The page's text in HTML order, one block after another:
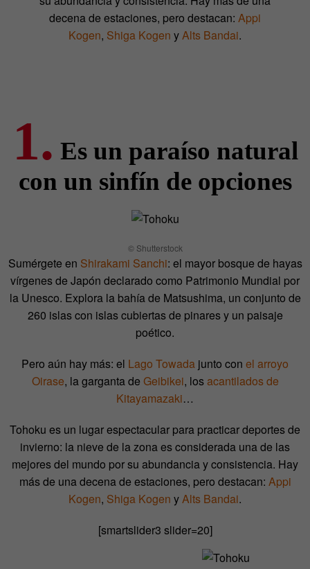
decena de estaciones, pero destacan: Appi
Kogen, Shiga Kogen yAlts Bandai.
1. Es un paraíso natural
con un sinfín de opciones
© Shutterstock
Sumérgete en Shirakami Sanchi: el mayor bosque de hayas
vírgenes de Japón declarado como Patrimonio Mundial por
la Unesco. Explora la bahía de Matsushima, un conjunto de
260 islas con islas cubiertas de pinares y un paisaje
poético.
Pero aún hay más: el Lago Towada junto con el arroyo
Oirase, la garganta de Geibikei, losacantilados de
Kitayamazaki…
Tohoku es un lugar espectacular para practicar deportes de
invierno: la nieve de la zona es considerada una de las
mejores del mundo por su abundancia y consistencia. Hay
más de una decena de estaciones, pero destacan: Appi
Kogen, Shiga Kogen yAlts Bandai.
[smartslider3 slider=20]